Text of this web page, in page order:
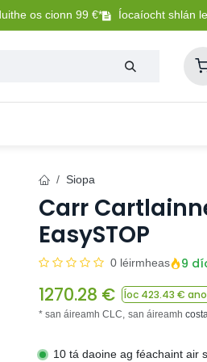
os cionn 99 €* Íocaíocht shlán
Siopa
Carr
EasySTOP
0 léirmheas 9
1270.28 € Íoc 423.43 €
* san áireamh CLC, san áireamh
10 tá daoine ag féachaint air